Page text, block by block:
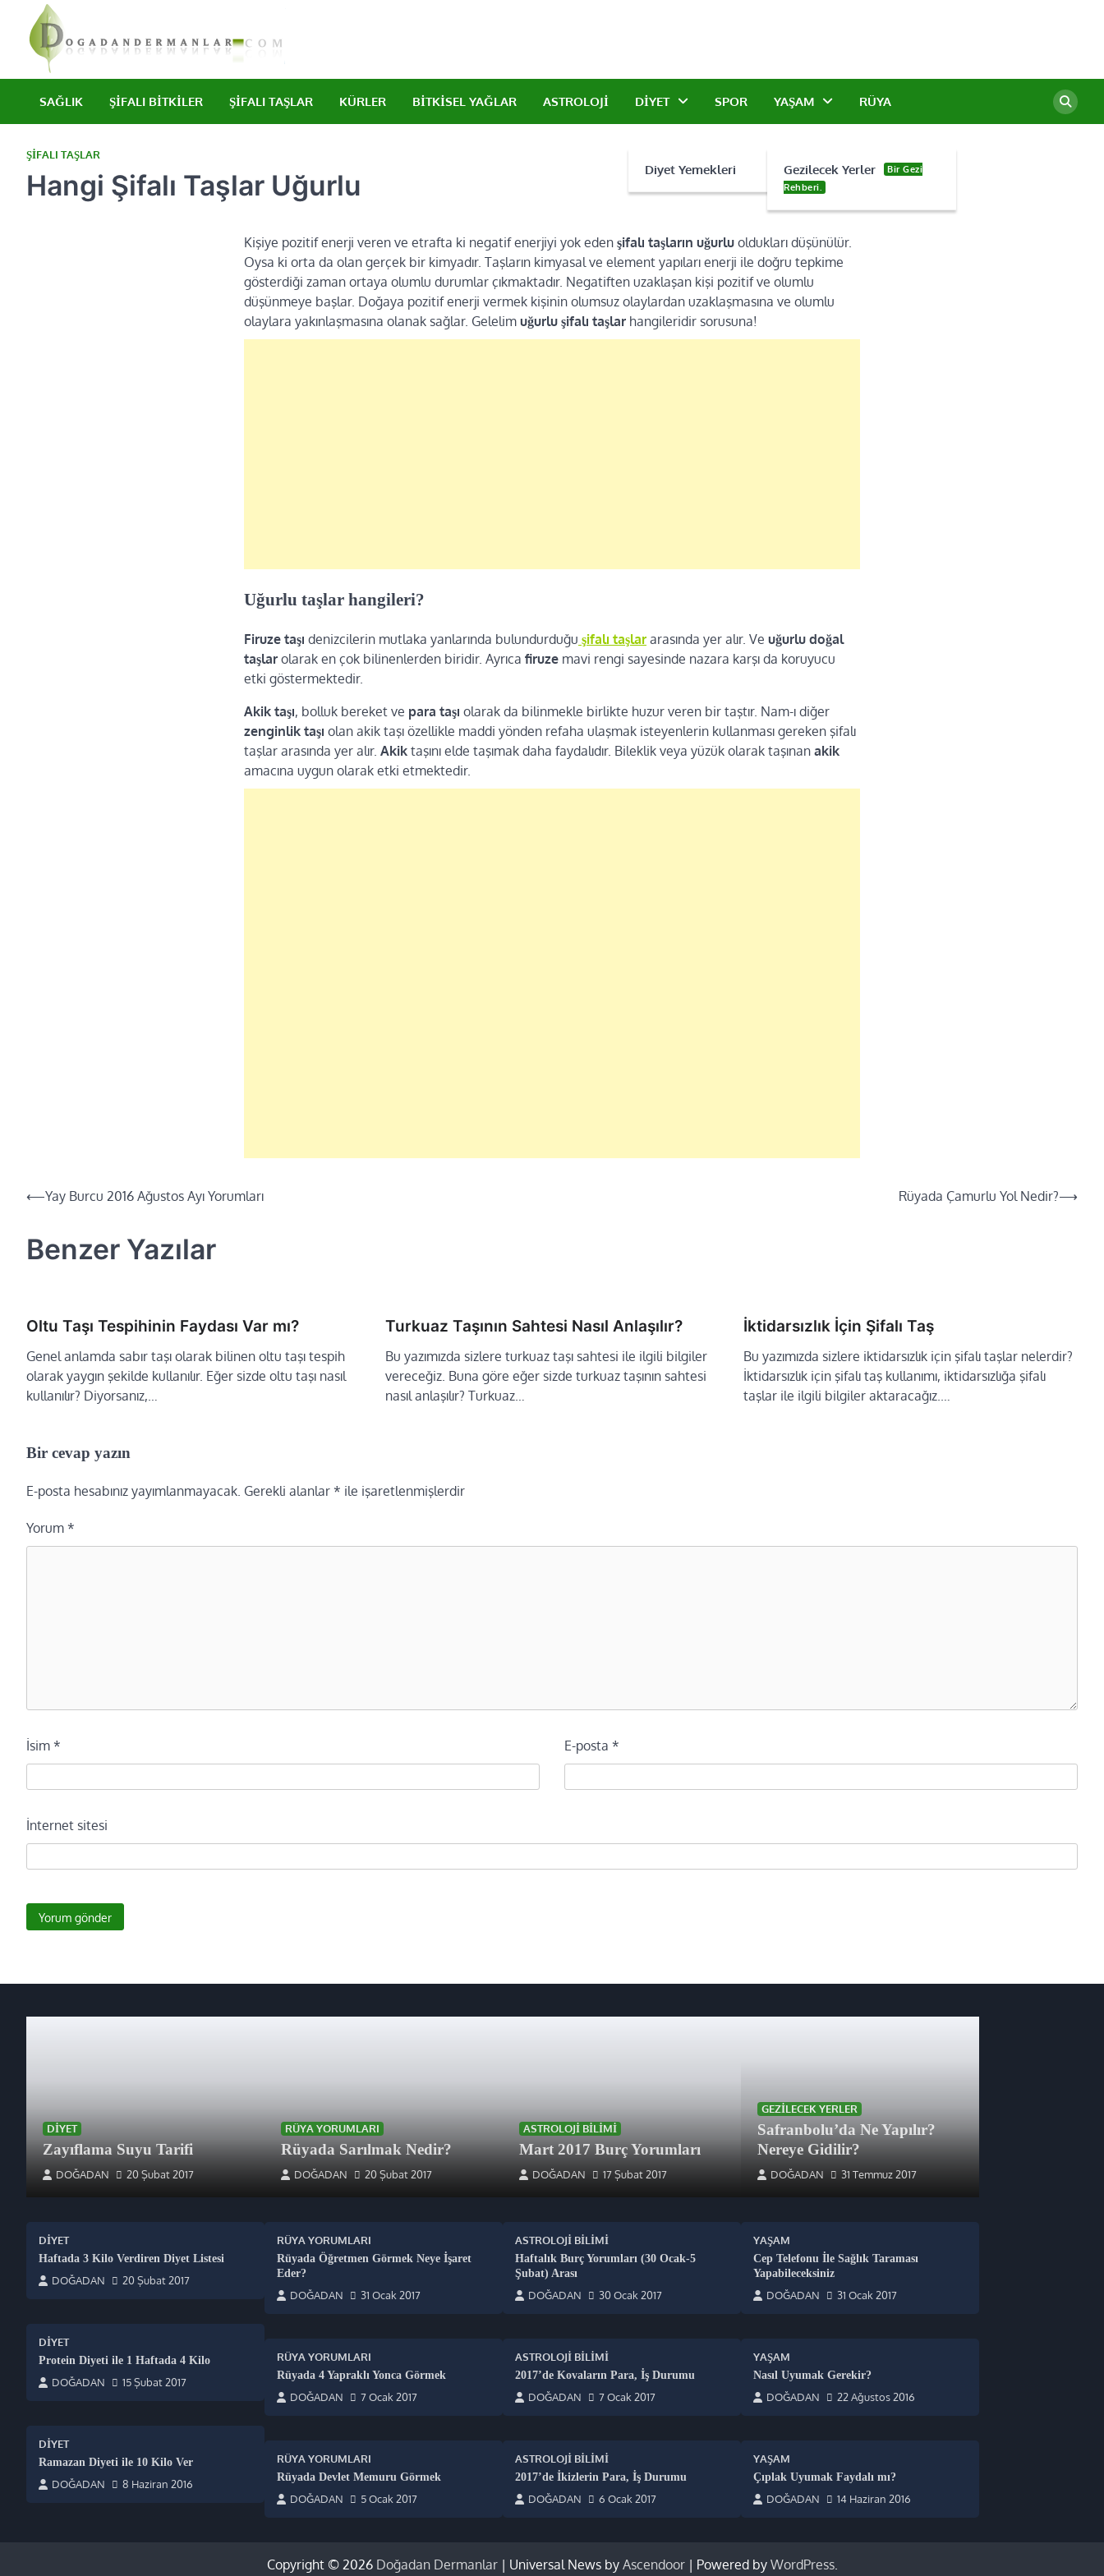
content
SAĞLIK ŞIFALI BITKILER ŞIFALI TAŞLAR KÜRLER BITKISEL YAĞLAR ASTROLOJI DIYET
Diyet Yemekleri
SPOR YAŞAM
Gezilecek Yerler
Bir Gezi
Rehberi.
RÜYA
ŞIFALI TAŞLAR
Hangi Şifalı Taşlar Uğurlu
Kişiye pozitif enerji veren ve etrafta ki negatif enerjiyi yok eden şifalı taşların uğurlu oldukları düşünülür.
Oysa ki orta da olan gerçek bir kimyadır. Taşların kimyasal ve element yapıları enerji ile doğru tepkime
gösterdiği zaman ortaya olumlu durumlar çıkmaktadır. Negatiften uzaklaşan kişi pozitif ve olumlu
düşünmeye başlar. Doğaya pozitif enerji vermek kişinin olumsuz olaylardan uzaklaşmasına ve olumlu
olaylara yakınlaşmasına olanak sağlar. Gelelim uğurlu şifalı taşlar hangileridir sorusuna!
Uğurlu taşlar hangileri?
Firuze taşı denizcilerin mutlaka yanlarında bulundurduğu şifalı taşlar arasında yer alır. Ve uğurlu doğal
taşlar olarak en çok bilinenlerden biridir. Ayrıca firuze mavi rengi sayesinde nazara karşı da koruyucu
etki göstermektedir.
Akik taşı, bolluk bereket ve para taşı olarak da bilinmekle birlikte huzur veren bir taştır. Nam-ı diğer
zenginlik taşı olan akik taşı özellikle maddi yönden refaha ulaşmak isteyenlerin kullanması gereken şifalı
taşlar arasında yer alır. Akik taşını elde taşımak daha faydalıdır. Bileklik veya yüzük olarak taşınan akik
amacına uygun olarak etki etmektedir.
Yazı
⟵Yay Burcu 2016 Ağustos Ayı Yorumları Rüyada Çamurlu Yol Nedir?⟶
Benzer Yazılar
Oltu Taşı Tespihinin Faydası Var mı?
Genel anlamda sabır taşı olarak bilinen oltu taşı tespih
olarak yaygın şekilde kullanılır. Eğer sizde oltu taşı nasıl
kullanılır? Diyorsanız,…
Turkuaz Taşının Sahtesi Nasıl Anlaşılır?
Bu yazımızda sizlere turkuaz taşı sahtesi ile ilgili bilgiler
vereceğiz. Buna göre eğer sizde turkuaz taşının sahtesi
nasıl anlaşılır? Turkuaz…
İktidarsızlık İçin Şifalı Taş
Bu yazımızda sizlere iktidarsızlık için şifalı taşlar nelerdir?
İktidarsızlık için şifalı taş kullanımı, iktidarsızlığa şifalı
taşlar ile ilgili bilgiler aktaracağız.…
Bir cevap yazın
E-posta hesabınız yayımlanmayacak. Gerekli alanlar * ile işaretlenmişlerdir
Yorum *
İsim * E-posta *
İnternet sitesi
DIYET
Zayıflama Suyu Tarifi
DOĞADAN 20 Şubat 2017
DIYET
Haftada 3 Kilo Verdiren Diyet Listesi
DOĞADAN
20 Şubat 2017
DIYET
Protein Diyeti ile 1 Haftada 4 Kilo
DOĞADAN
15 Şubat 2017
DIYET
Ramazan Diyeti ile 10 Kilo Ver
DOĞADAN
8 Haziran 2016
RÜYA YORUMLARI
Rüyada Sarılmak Nedir?
DOĞADAN 20 Şubat 2017
RÜYA YORUMLARI
Rüyada Öğretmen Görmek Neye İşaret
Eder?
DOĞADAN
31 Ocak 2017
RÜYA YORUMLARI
Rüyada 4 Yapraklı Yonca Görmek
DOĞADAN
7 Ocak 2017
RÜYA YORUMLARI
Rüyada Devlet Memuru Görmek
DOĞADAN
5 Ocak 2017
ASTROLOJI BILIMI
Mart 2017 Burç Yorumları
DOĞADAN 17 Şubat 2017
ASTROLOJI BILIMI
Haftalık Burç Yorumları (30 Ocak-5
Şubat) Arası
DOĞADAN
30 Ocak 2017
ASTROLOJI BILIMI
2017’de Kovaların Para, İş Durumu
DOĞADAN
7 Ocak 2017
ASTROLOJI BILIMI
2017’de İkizlerin Para, İş Durumu
DOĞADAN
6 Ocak 2017
GEZILECEK YERLER
Safranbolu’da Ne Yapılır?
Nereye Gidilir?
DOĞADAN 31 Temmuz 2017
YAŞAM
Cep Telefonu İle Sağlık Taraması
Yapabileceksiniz
DOĞADAN
31 Ocak 2017
YAŞAM
Nasıl Uyumak Gerekir?
DOĞADAN
22 Ağustos 2016
YAŞAM
Çıplak Uyumak Faydalı mı?
DOĞADAN
14 Haziran 2016
Copyright © 2026 Doğadan Dermanlar| Universal News by Ascendoor| Powered by WordPress.